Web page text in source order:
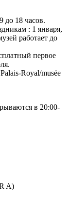
до 18 часов.
: 1 января,
работает до
первое
Royal/musée
в 20:00-
A)